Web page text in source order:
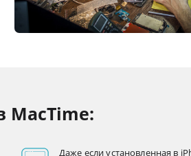
MacTime:
Даже если установленная в